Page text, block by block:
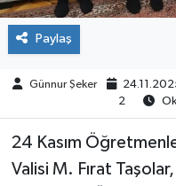
Paylaş
Günnur Şeker
2
24 Kasım
Valisi M. Fırat
TURİZM
MAGAZİN